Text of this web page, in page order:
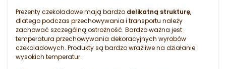
Prezenty czekoladowe mają bardzo delikatną strukturę,
dlatego podczas przechowywania i transportu należy
zachować szczególną ostrożność. Bardzo ważna jest
temperatura przechowywania dekoracyjnych wyrobów
czekoladowych. Produkty są bardzo wrażliwe na działanie
wysokich temperatur.